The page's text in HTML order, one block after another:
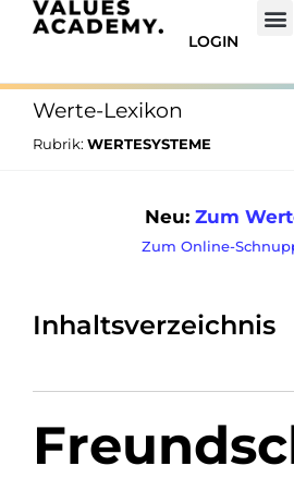
LOGIN
Werte-Lexikon
Rubrik: WERTESYSTEME
Neu: Zum
Zum Online-
Inhaltsverzeichnis